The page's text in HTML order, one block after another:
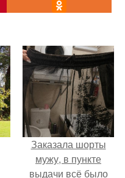
Заказала шорты
мужу, в пункте
выдачи всё было